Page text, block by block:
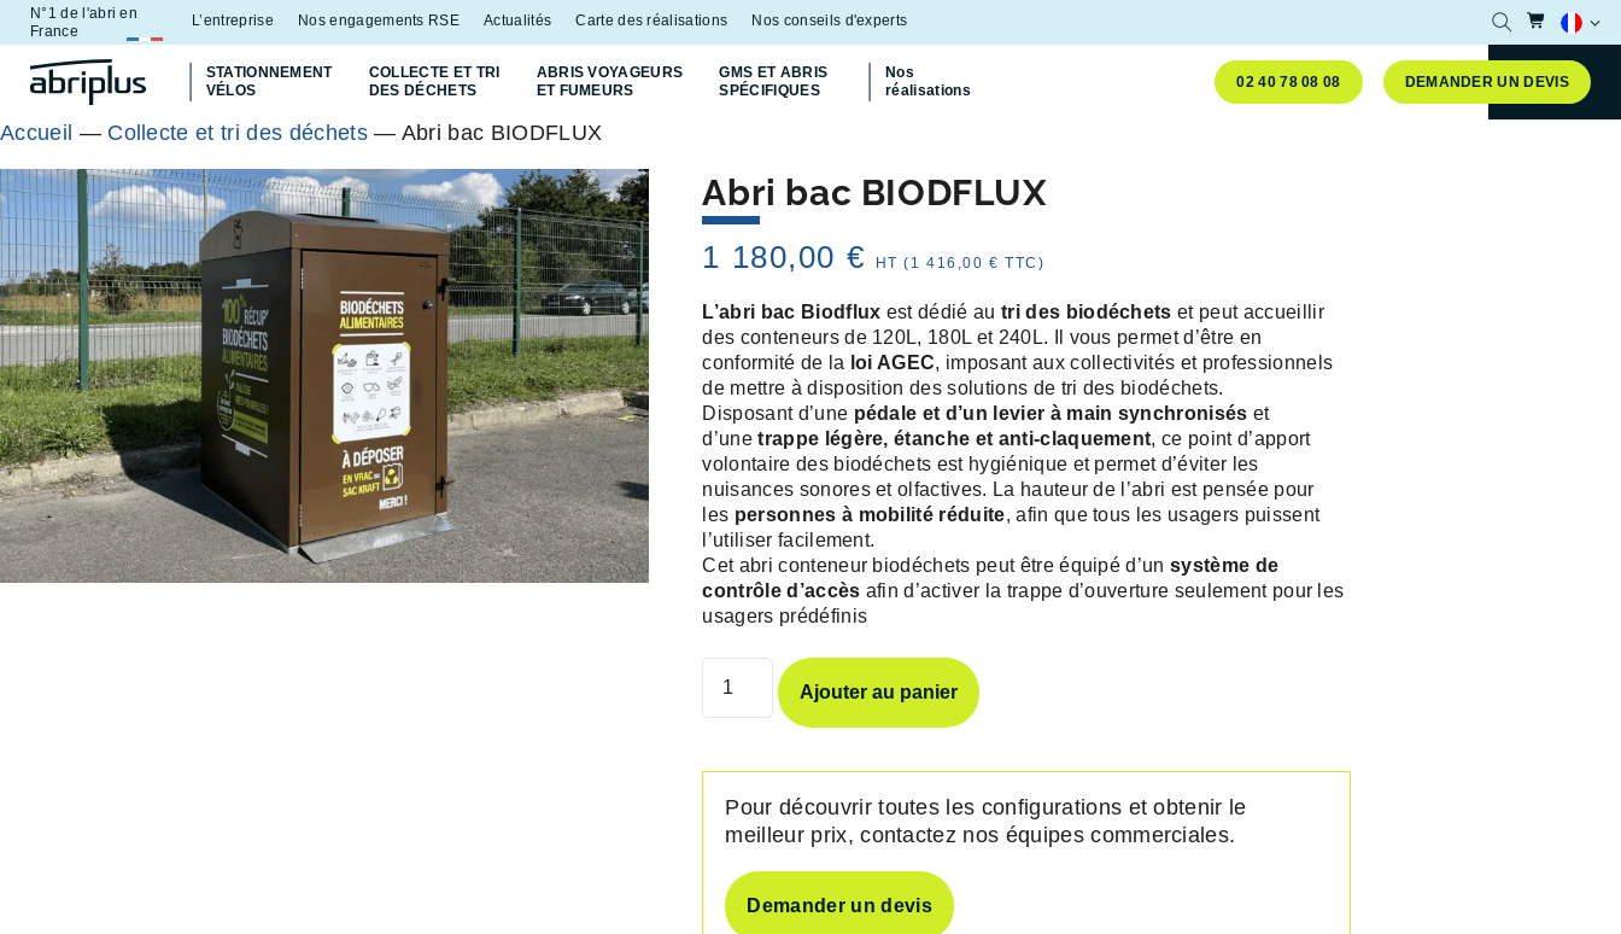
Aller
au
menu
Aller au
contenu
STATIONNEMENT
VÉLOS
COLLECTE ET TRI
DES DÉCHETS
ABRIS VOYAGEURS
ET FUMEURS
GMS ET ABRIS
SPÉCIFIQUES
Nos
réalisations
02 40 78 08 08 DEMANDER UN DEVIS
N°1 de l'abri en
France
L’entreprise Nos engagements RSE Actualités Carte des réalisations Nos conseils d'experts Ouvrir la
Accueil — Collecte et tri des déchets— Abri bac BIODFLUX
Abri bac BIODFLUX
1 180,00 € HT ( 1 416,00€ TTC)
L’abri bac Biodflux est dédié au tri des biodéchets et peut accueillir
des conteneurs de 120L, 180L et 240L. Il vous permet d’être en
conformité de la loi AGEC, imposant aux collectivités et professionnels
de mettre à disposition des solutions de tri des biodéchets.
Disposant d’une pédale et d’un levier à main synchronisés et
d’unetrappe légère, étanche et anti-claquement, ce point d’apport
volontaire des biodéchets est hygiénique et permet d’éviter les
nuisances sonores et olfactives. La hauteur de l’abri est pensée pour
les personnes à mobilité réduite, afin que tous les usagers puissent
l’utiliser facilement.
Cet abri conteneur biodéchets peut être équipé d’unsystème de
contrôle d’accès afin d’activer la trappe d’ouverture seulement pour les
usagers prédéfinis
de
Abri
BIODFLUX
Ajouter au panier
Pour découvrir toutes les configurations et obtenir le
meilleur prix, contactez nos équipes commerciales.
Demander un devis